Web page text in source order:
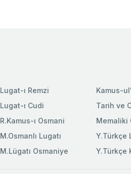
Lugat-ı Remzi
Lugat-ı Cudi
R.Kamus-ı Osmani
M.Osmanlı Lugatı
M.Lügatı Osmaniye
Kamus-
Tarih ve
Memaliki
Y.Türkçe
Y.Türkçe